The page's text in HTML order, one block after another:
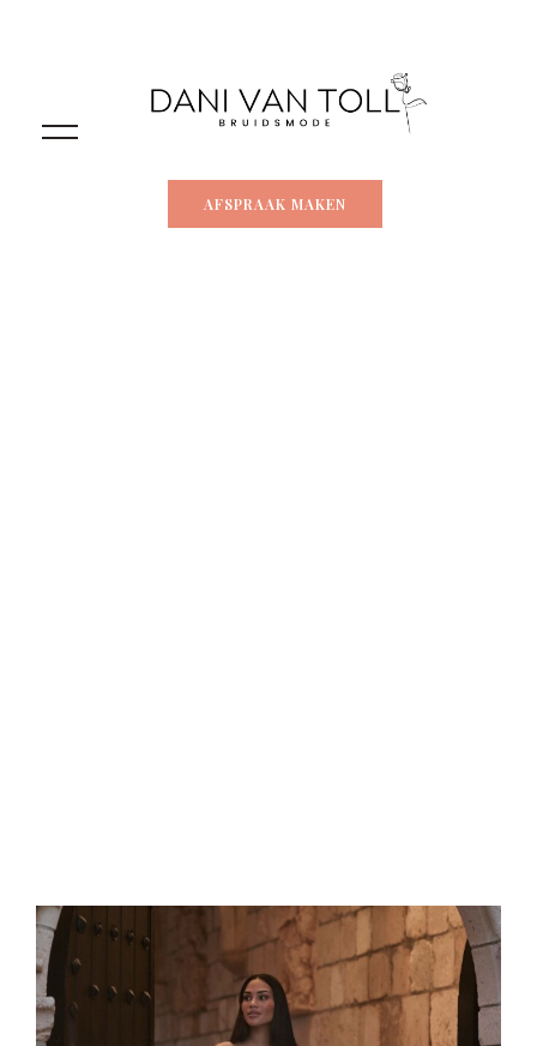
AFSPRAAK MAKEN